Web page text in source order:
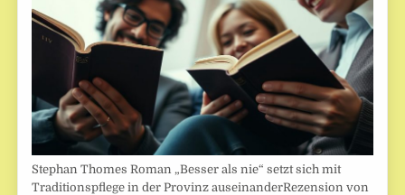
Stephan Thomes Roman „Besser als nie“ setzt sich mit
Traditionspflege in der Provinz auseinanderRezension von